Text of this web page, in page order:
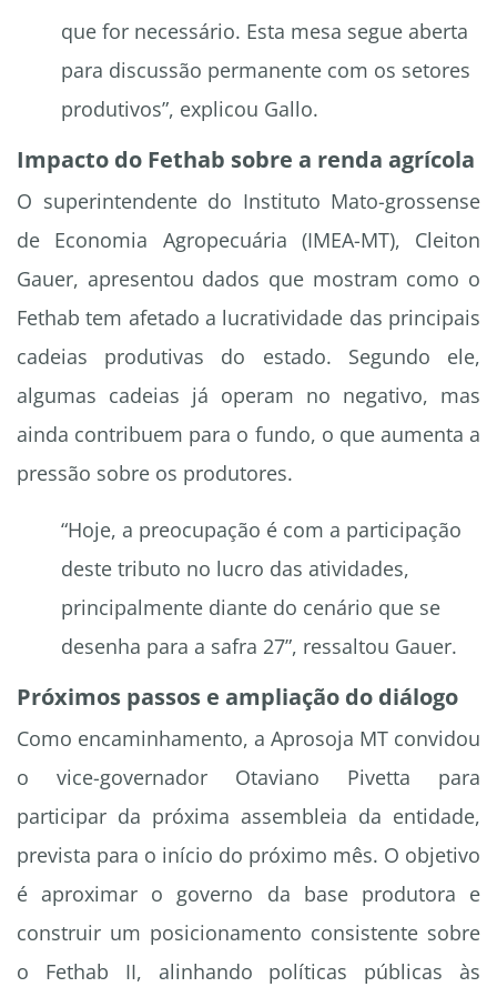
que for necessário. Esta mesa segue aberta
para discussão permanente com os setores
produtivos”, explicou Gallo.
Impacto do Fethab sobre a renda agrícola
O superintendente do Instituto Mato-grossense
de Economia Agropecuária (IMEA-MT), Cleiton
Gauer, apresentou dados que mostram como o
Fethab tem afetado a lucratividade das principais
cadeias produtivas do estado. Segundo ele,
algumas cadeias já operam no negativo, mas
ainda contribuem para o fundo, o que aumenta a
pressão sobre os produtores.
“Hoje, a preocupação é com a participação
deste tributo no lucro das atividades,
principalmente diante do cenário que se
desenha para a safra 27”, ressaltou Gauer.
Próximos passos e ampliação do diálogo
Como encaminhamento, a Aprosoja MT convidou
o vice-governador Otaviano Pivetta para
participar da próxima assembleia da entidade,
prevista para o início do próximo mês. O objetivo
é aproximar o governo da base produtora e
construir um posicionamento consistente sobre
o Fethab II, alinhando políticas públicas às